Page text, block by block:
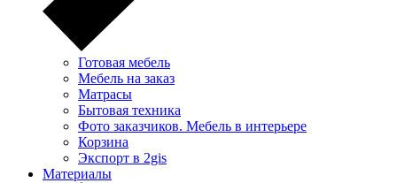
Готовая мебель
Мебель на заказ
Матрасы
Бытовая техника
Фото заказчиков. Мебель в интерьере
Корзина
Экспорт в 2gis
Материалы